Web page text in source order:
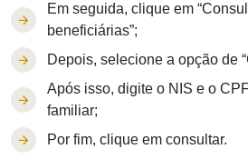
Em seguida, clique em
beneficiárias”;
Depois, selecione a opção de
Após isso, digite o NIS e o
familiar;
Por fim, clique em consultar.